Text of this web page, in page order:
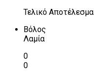
Τελικό Αποτέλεσμα
Βόλος
Λαμία
0
0